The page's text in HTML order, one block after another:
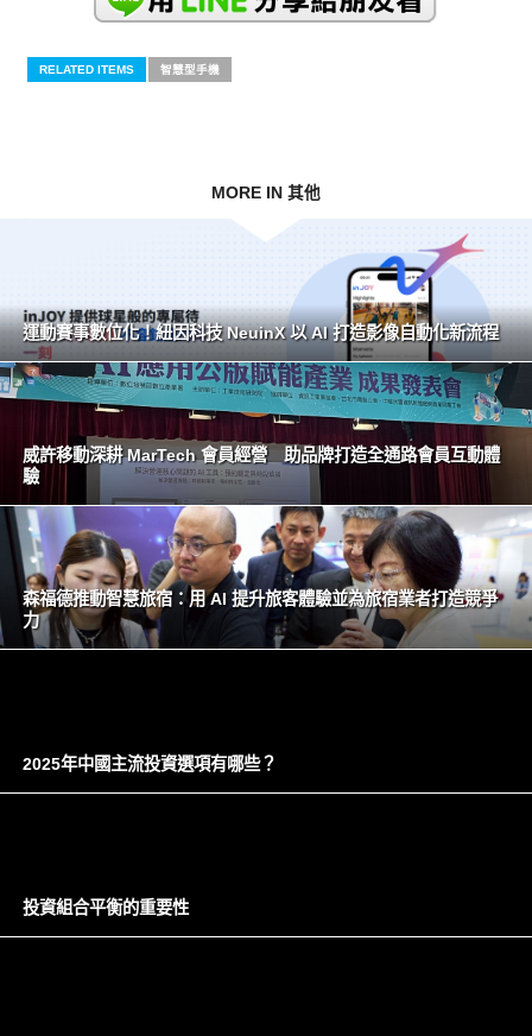
RELATED ITEMS 智慧型手機
MORE IN 其他
運動賽事數位化！紐因科技 NeuinX 以 AI 打造影像自動化新流程
威許移動深耕 MarTech 會員經營 助品牌打造全通路會員互動體
驗
森福德推動智慧旅宿：用 AI 提升旅客體驗並為旅宿業者打造競爭
力
2025年中國主流投資選項有哪些？
投資組合平衡的重要性